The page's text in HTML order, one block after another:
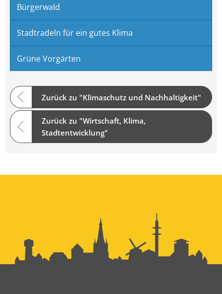
Bürgerwald
Stadtradeln für ein gutes Klima
Grüne Vorgärten
Zurück zu "Klimaschutz und Nachhaltigkeit"
Zurück zu "Wirtschaft, Klima,
Stadtentwicklung"